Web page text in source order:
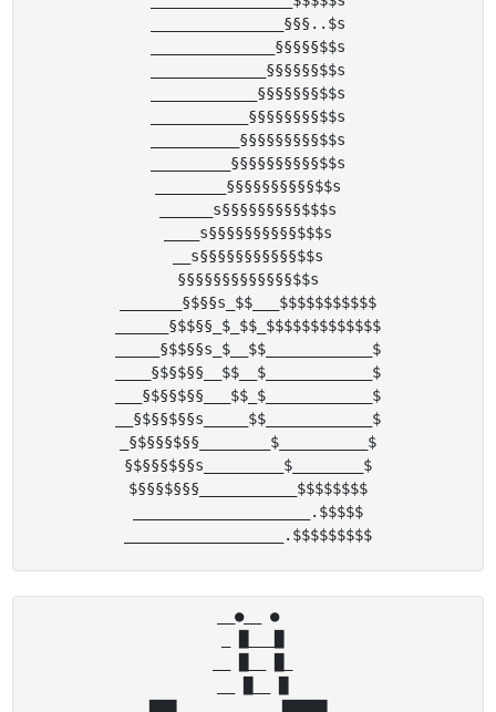
_______________§§§..$s
______________§§§§§$$s
_____________§§§§§§$$s
____________§§§§§§§$$s
___________§§§§§§§§$$s
__________§§§§§§§§§$$s
_________§§§§§§§§§§$$s
________§§§§§§§§§§$$s
______s§§§§§§§§§$$$s
____s§§§§§§§§§§$$$s
__s§§§§§§§§§§§$$s
§§§§§§§§§§§§§$$s
_______§$§§s_$$___$$$$$$$$$$$
______§$$§§_$_$$_$$$$$$$$$$$$$
_____§$$§§s_$__$$____________$
____§$§$§§__$$__$____________$
___§$§§$§§___$$_$____________$
__§$§§$§§s_____$$____________$
_§$§§§$§§________$__________$
§$§§§$§§s_________$________$
$§§§$§§§___________$$$$$$$$
____________________.$$$$$
__●__ ●